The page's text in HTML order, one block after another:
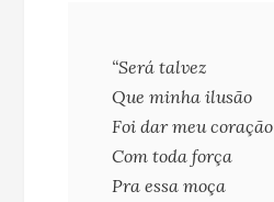
“Será talvez
Que minha ilusão
Foi dar meu coração
Com toda força
Pra essa moça